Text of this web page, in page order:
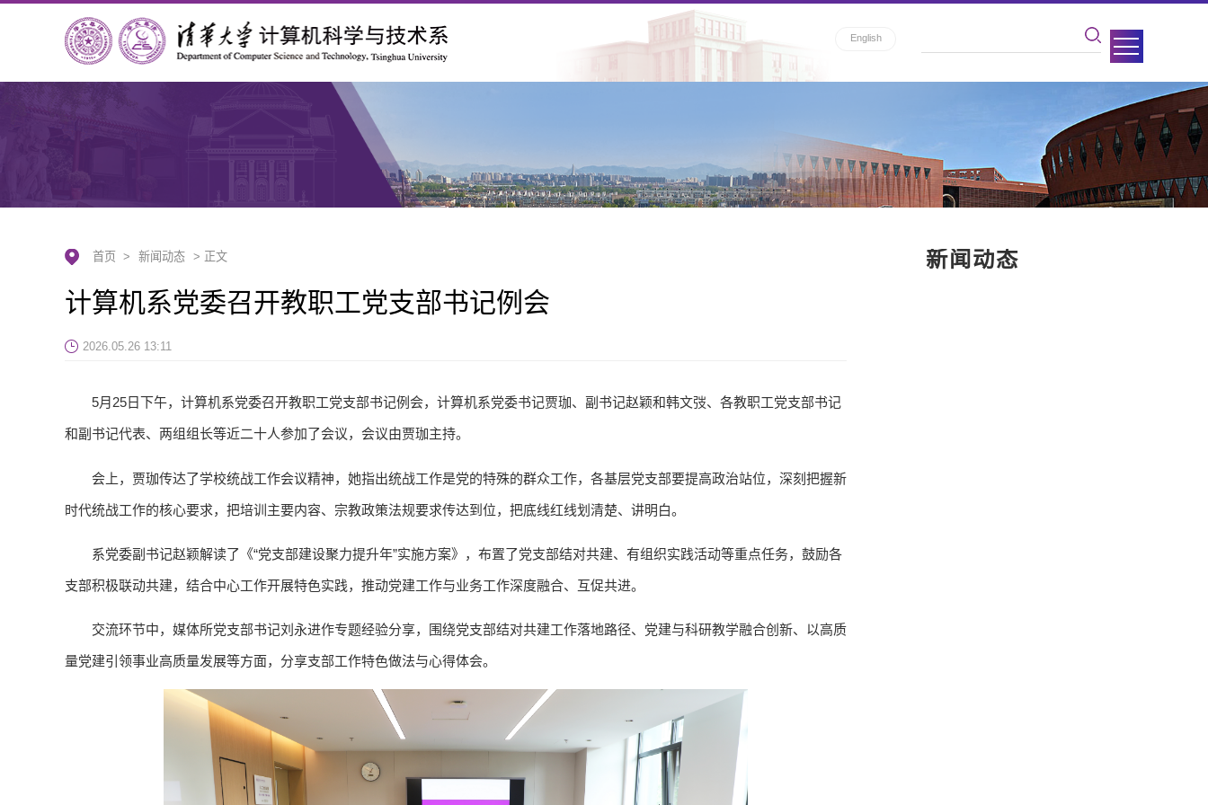
English
首页 > 新闻动态 > 正文
计算机系党委召开教职工党支部书记例会
2026.05.26 13:11
5月25日下午，计算机系党委召开教职工党支部书记例会，计算机系党委书记贾珈、副书记赵颖和韩文弢、各教职工党支部书记
和副书记代表、两组组长等近二十人参加了会议，会议由贾珈主持。
会上，贾珈传达了学校统战工作会议精神，她指出统战工作是党的特殊的群众工作，各基层党支部要提高政治站位，深刻把握新
时代统战工作的核心要求，把培训主要内容、宗教政策法规要求传达到位，把底线红线划清楚、讲明白。
系党委副书记赵颖解读了《“党支部建设聚力提升年”实施方案》，布置了党支部结对共建、有组织实践活动等重点任务，鼓励各
支部积极联动共建，结合中心工作开展特色实践，推动党建工作与业务工作深度融合、互促共进。
交流环节中，媒体所党支部书记刘永进作专题经验分享，围绕党支部结对共建工作落地路径、党建与科研教学融合创新、以高质
量党建引领事业高质量发展等方面，分享支部工作特色做法与心得体会。
新闻动态